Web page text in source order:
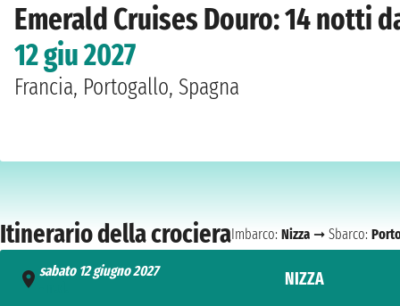
Emerald Cruises Douro: 14 notti
12 giu 2027
Francia, Portogallo, Spagna
Itinerario della crocieraImbarco: Nizza ➞ Sbarco:
sabato 12 giugno 2027
NIZZA